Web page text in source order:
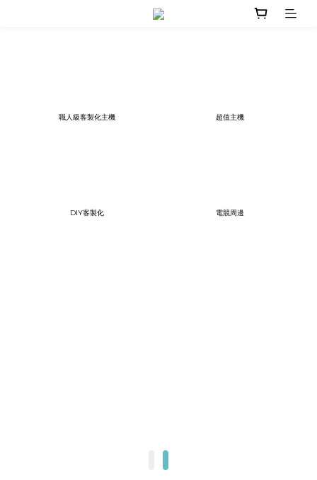
職人級客製化主機 超值主機
DIY客製化 電競周邊